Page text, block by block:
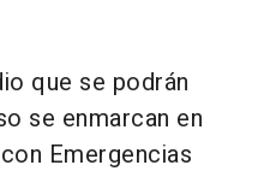
que se podrán
se enmarcan en
Emergencias